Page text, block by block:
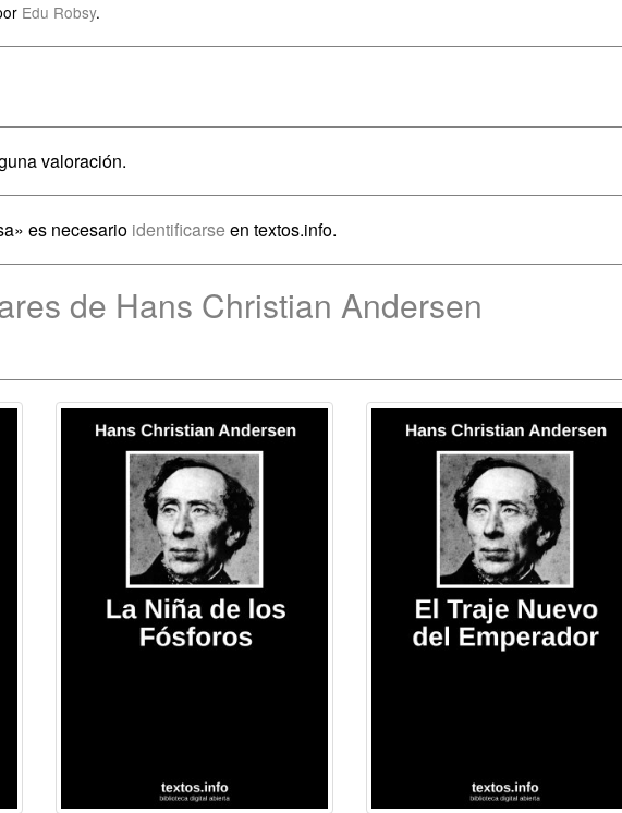
Edu Robsy.
valoración.
es necesario identificarse en textos.info.
de Hans Christian Andersen